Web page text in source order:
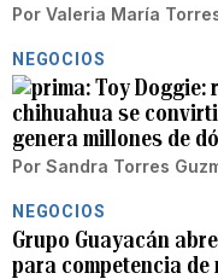
Por Valeria María
NEGOCIOS
Toy Doggie:
chihuahua se
genera millones de
Por Sandra Torres
NEGOCIOS
Grupo Guayacán
para competencia de